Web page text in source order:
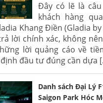
Đây có lẽ là
khách hàng
Khang Điền (Gladia
lời chính xác, không
lời quảng cáo về
đầu tư đúng cần dựa
Danh sách Đại Lý
Saigon Park Hóc